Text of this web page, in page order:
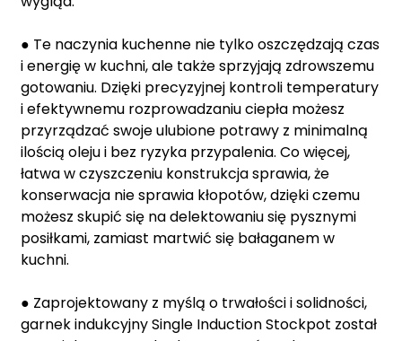
● Te naczynia kuchenne nie tylko oszczędzają czas
i energię w kuchni, ale także sprzyjają zdrowszemu
gotowaniu. Dzięki precyzyjnej kontroli temperatury
i efektywnemu rozprowadzaniu ciepła możesz
przyrządzać swoje ulubione potrawy z minimalną
ilością oleju i bez ryzyka przypalenia. Co więcej,
łatwa w czyszczeniu konstrukcja sprawia, że ​​
konserwacja nie sprawia kłopotów, dzięki czemu
możesz skupić się na delektowaniu się pysznymi
posiłkami, zamiast martwić się bałaganem w
kuchni.
● Zaprojektowany z myślą o trwałości i solidności,
garnek indukcyjny Single Induction Stockpot został